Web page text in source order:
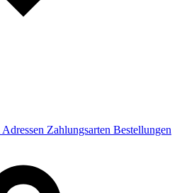
Adressen Zahlungsarten Bestellungen